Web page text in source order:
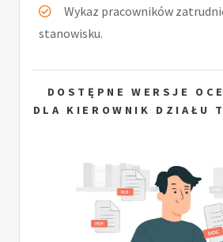
Wykaz pracowników
stanowisku.
DOSTĘPNE WERSJE
DLA KIEROWNIK DZIAŁU